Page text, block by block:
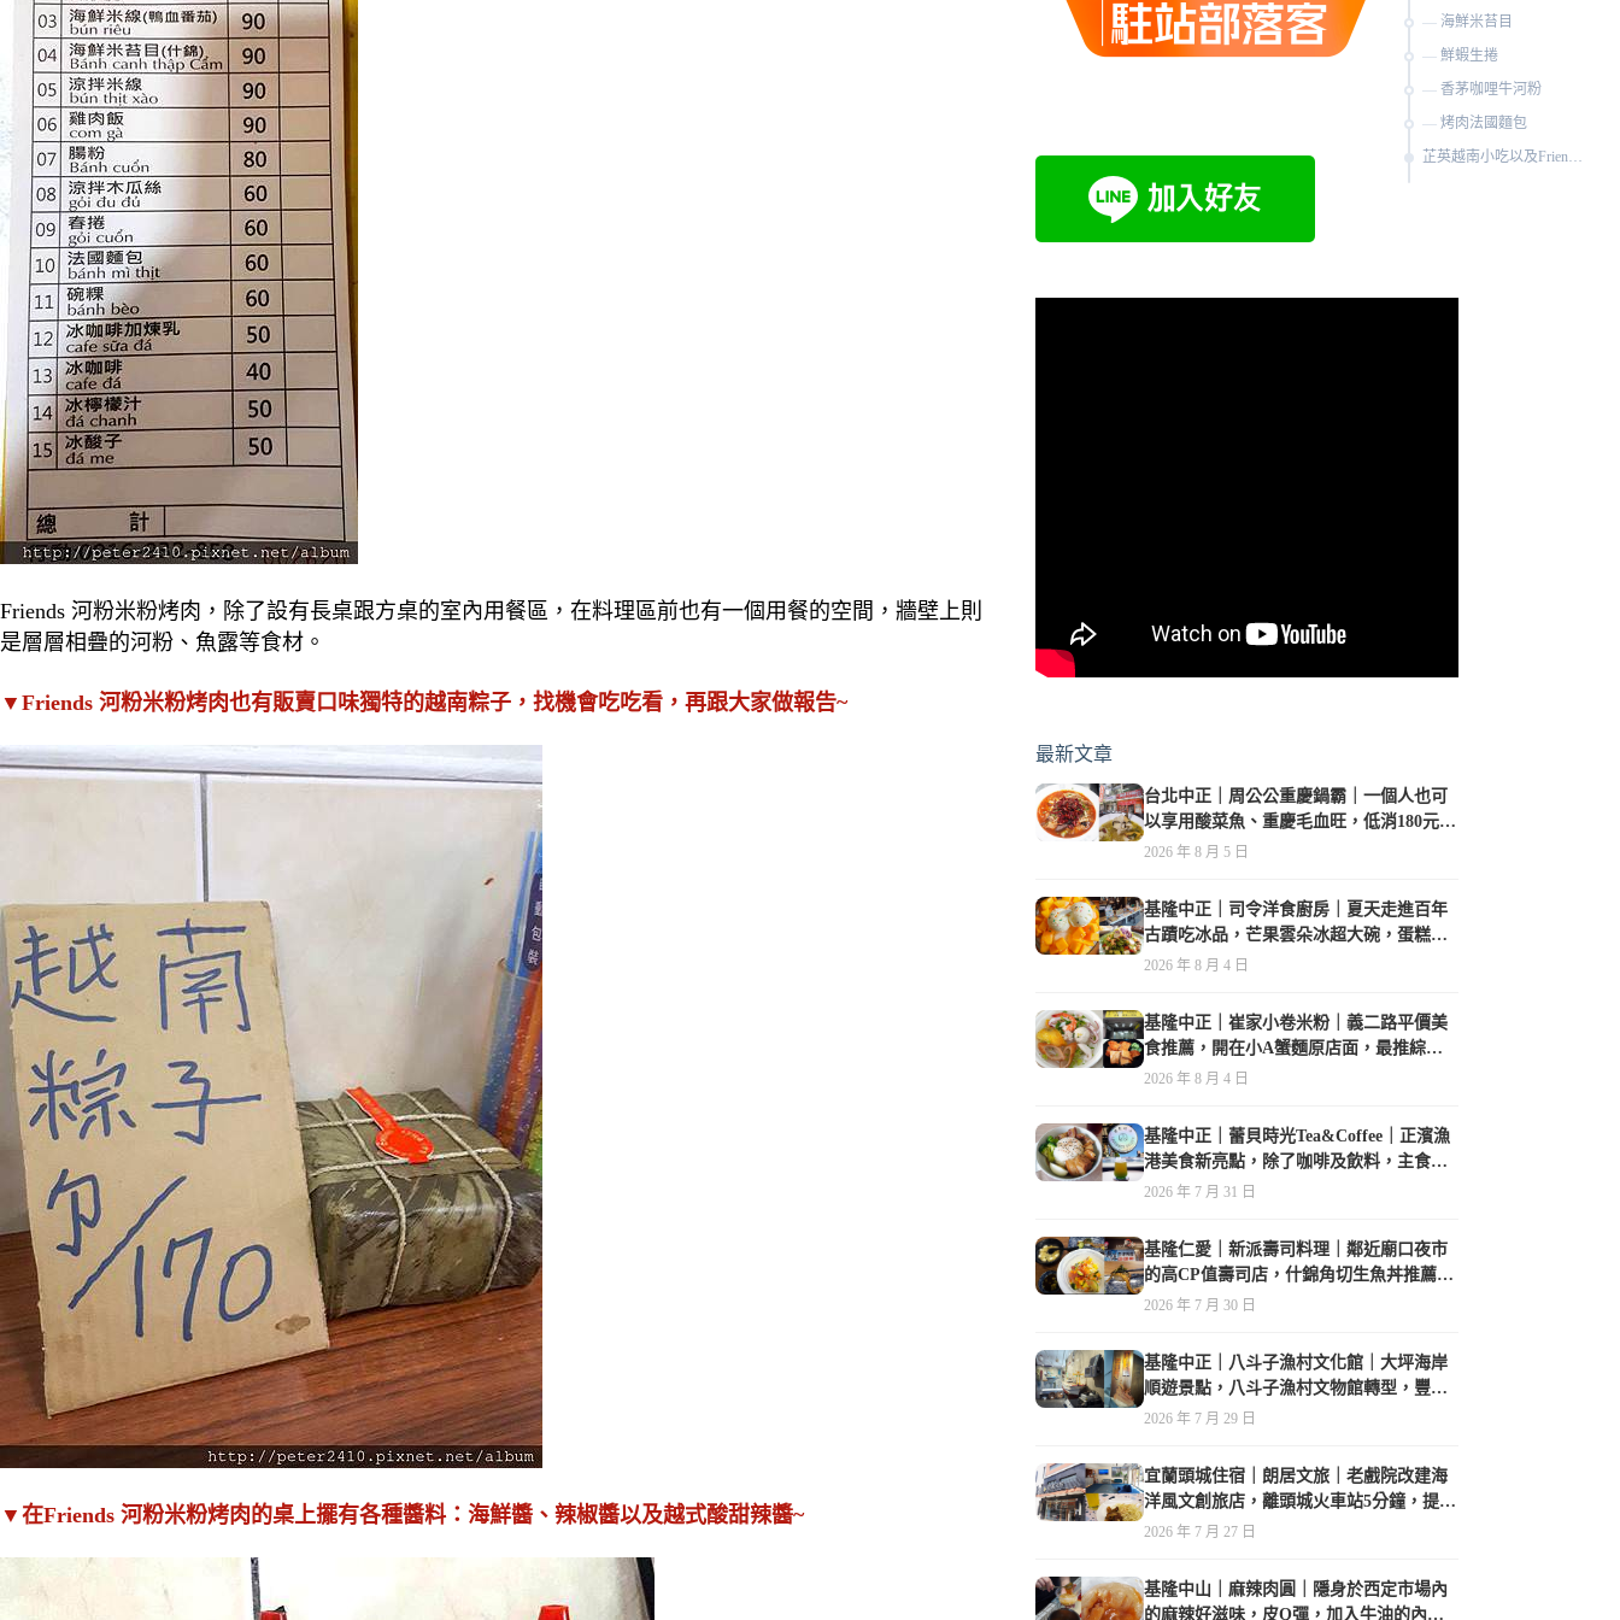
Friends 河粉米粉烤肉，除了設有長桌跟方桌的室內用餐區，在料理區前也有一個用餐的空間，牆壁上則
是層層相疊的河粉、魚露等食材。
▼Friends 河粉米粉烤肉也有販賣口味獨特的越南粽子，找機會吃吃看，再跟大家做報告~
▼在Friends 河粉米粉烤肉的桌上擺有各種醬料：海鮮醬、辣椒醬以及越式酸甜辣醬~
最新文章
台北中正｜周公公重慶鍋霸｜一個人也可
以享用酸菜魚、重慶毛血旺，低消180元，
珍珠奶茶免費喝到爽
2026 年 8 月 5 日
基隆中正｜司令洋食廚房｜夏天走進百年
古蹟吃冰品，芒果雲朵冰超大碗，蛋糕、
甜點及炸物都在水準之上
2026 年 8 月 4 日
基隆中正｜崔家小卷米粉｜義二路平價美
食推薦，開在小A蟹麵原店面，最推綜合
海鮮麵
2026 年 8 月 4 日
基隆中正｜蕾貝時光Tea&Coffee｜正濱漁
港美食新亮點，除了咖啡及飲料，主食也
很有特色
2026 年 7 月 31 日
基隆仁愛｜新派壽司料理｜鄰近廟口夜市
的高CP值壽司店，什錦角切生魚丼推薦必
點
2026 年 7 月 30 日
基隆中正｜八斗子漁村文化館｜大坪海岸
順遊景點，八斗子漁村文物館轉型，豐富
的漁業文物，值得走訪
2026 年 7 月 29 日
宜蘭頭城住宿｜朗居文旅｜老戲院改建海
洋風文創旅店，離頭城火車站5分鐘，提供
免費夜間宵夜，親子遊戲空間
2026 年 7 月 27 日
基隆中山｜麻辣肉圓｜隱身於西定市場內
的麻辣好滋味，皮Q彈，加入牛油的內餡
海鮮米苔目
鮮蝦生捲
香茅咖哩牛河粉
烤肉法國麵包